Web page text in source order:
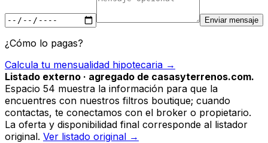
Enviar mensaje
¿Cómo lo pagas?
Calcula tu mensualidad hipotecaria →
Listado externo · agregado de casasyterrenos.com.
Espacio 54 muestra la información para que la
encuentres con nuestros filtros boutique; cuando
contactas, te conectamos con el broker o propietario.
La oferta y disponibilidad final corresponde al listador
original. Ver listado original →